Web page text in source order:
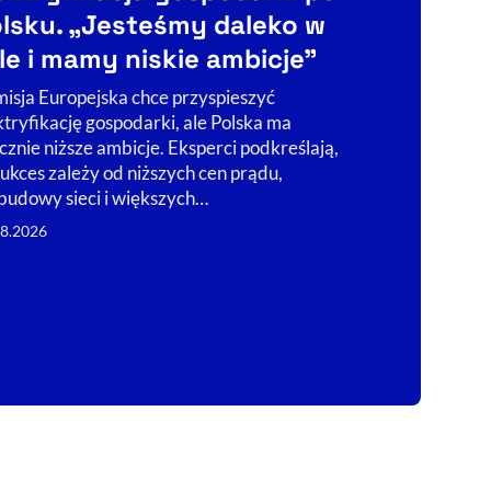
„Jesteśmy daleko w
i mamy niskie ambicje”
Europejska chce przyspieszyć
gospodarki, ale Polska ma
niższe ambicje. Eksperci podkreślają,
zależy od niższych cen prądu,
sieci i większych…